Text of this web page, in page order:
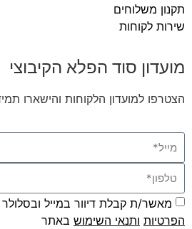
תקנון משלוחים
שירות לקוחות
מועדון סוד הפלא הקיבוצי
הצטרפו למועדון הלקוחות והישארו
מאשר/ת קבלת דיוור במייל
הפרטיות ותנאי השימוש באתר